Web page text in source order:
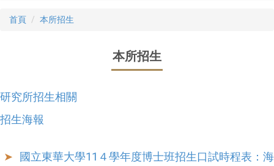
首頁 本所招生
本所招生
研究所招生相關
招生海報
國立東華大學11４學年度博士班招生口試時程表：海